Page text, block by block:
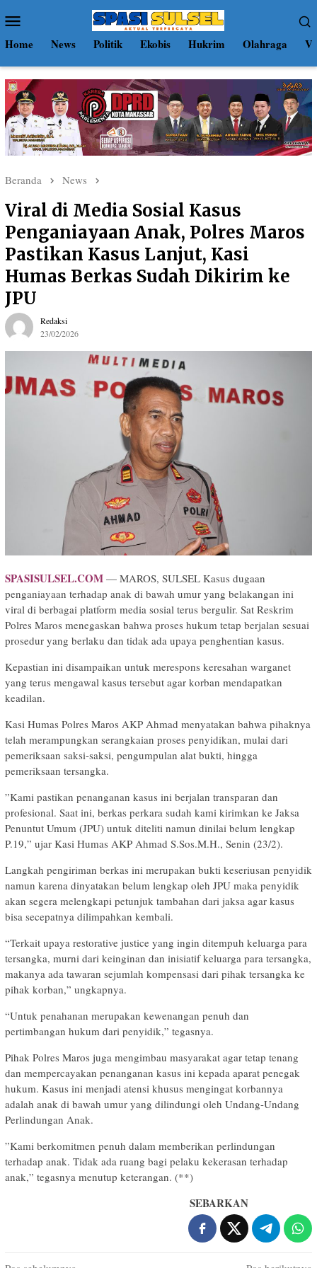
ke
kontenMobile
Home News Politik Ekobis Hukrim Olahraga
Beranda News
Viral di Media Sosial Kasus
Penganiayaan Anak, Polres Maros
Pastikan Kasus Lanjut, Kasi
Humas Berkas Sudah Dikirim ke
JPU
Redaksi
23/02/2026
SPASISULSEL.COM — MAROS, SULSEL Kasus dugaan
penganiayaan terhadap anak di bawah umur yang belakangan ini
viral di berbagai platform media sosial terus bergulir. Sat Reskrim
Polres Maros menegaskan bahwa proses hukum tetap berjalan sesuai
prosedur yang berlaku dan tidak ada upaya penghentian kasus.
​Kepastian ini disampaikan untuk merespons keresahan warganet
yang terus mengawal kasus tersebut agar korban mendapatkan
keadilan.
​Kasi Humas Polres Maros AKP Ahmad menyatakan bahwa pihaknya
telah merampungkan serangkaian proses penyidikan, mulai dari
pemeriksaan saksi-saksi, pengumpulan alat bukti, hingga
pemeriksaan tersangka.
​”Kami pastikan penanganan kasus ini berjalan transparan dan
profesional. Saat ini, berkas perkara sudah kami kirimkan ke Jaksa
Penuntut Umum (JPU) untuk diteliti namun dinilai belum lengkap
P.19,” ujar Kasi Humas AKP Ahmad S.Sos.M.H., Senin (23/2).
​Langkah pengiriman berkas ini merupakan bukti keseriusan penyidik
namun karena dinyatakan belum lengkap oleh JPU maka penyidik
akan segera melengkapi petunjuk tambahan dari jaksa agar kasus
bisa secepatnya dilimpahkan kembali.
“Terkait upaya restorative justice yang ingin ditempuh keluarga para
tersangka, murni dari keinginan dan inisiatif keluarga para tersangka,
makanya ada tawaran sejumlah kompensasi dari pihak tersangka ke
pihak korban,” ungkapnya.
“Untuk penahanan merupakan kewenangan penuh dan
pertimbangan hukum dari penyidik,” tegasnya.
​Pihak Polres Maros juga mengimbau masyarakat agar tetap tenang
dan mempercayakan penanganan kasus ini kepada aparat penegak
hukum. Kasus ini menjadi atensi khusus mengingat korbannya
adalah anak di bawah umur yang dilindungi oleh Undang-Undang
Perlindungan Anak.
​”Kami berkomitmen penuh dalam memberikan perlindungan
terhadap anak. Tidak ada ruang bagi pelaku kekerasan terhadap
anak,” tegasnya menutup keterangan. (**)
SEBARKAN